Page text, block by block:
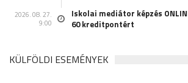
2026. 08. 27.
9:00
Iskolai mediátor képzés
60 kreditpontért
KÜLFÖLDI ESEMÉNYEK